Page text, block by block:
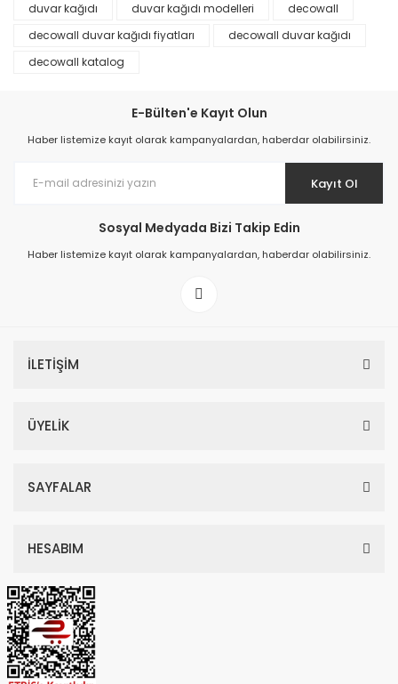
Prime ArtDECO Duvar Kağıdı Tutkalı 500 gr
149,00 TL
duvar kağıdı
duvar kağıdı modelleri
decowall
decowall duvar kağıdı fiyatları
decowall duvar kağıdı
decowall katalog
E-Bülten'e Kayıt Olun
Haber listemize kayıt olarak kampanyalardan, haberdar olabilirsiniz.
Kayıt Ol
Sosyal Medyada Bizi Takip Edin
Haber listemize kayıt olarak kampanyalardan, haberdar olabilirsiniz.
İLETİŞİM
ÜYELİK
SAYFALAR
HESABIM